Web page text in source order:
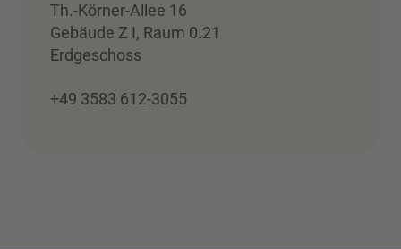
Th.-Körner-Allee 16
Gebäude Z I, Raum 0.21
Erdgeschoss
+49 3583 612-3055